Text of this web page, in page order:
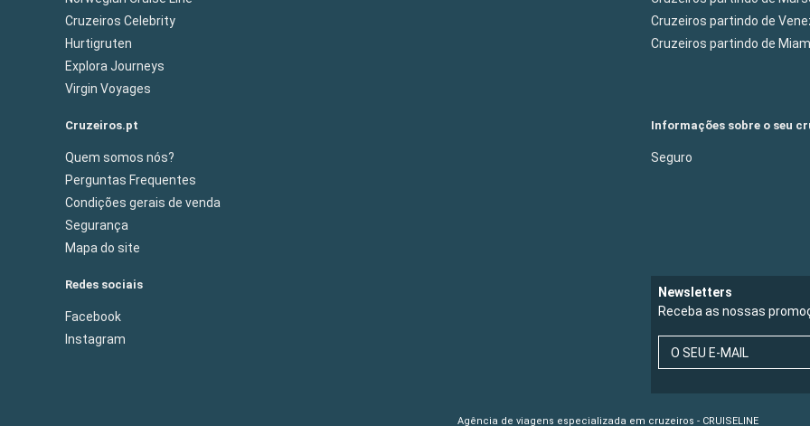
Cruzeiros Celebrity
Hurtigruten
Explora Journeys
Virgin Voyages
Cruzeiros partindo de
Cruzeiros partindo de Miam
Cruzeiros.pt
Quem somos nós?
Perguntas Frequentes
Condições gerais de venda
Segurança
Mapa do site
Informações sobre o seu
Seguro
Redes sociais
Facebook
Instagram
Newsletters
Receba as nossas
O SEU E-MAIL
Agência de viagens especializada em cruzeiros - CRUISELINE